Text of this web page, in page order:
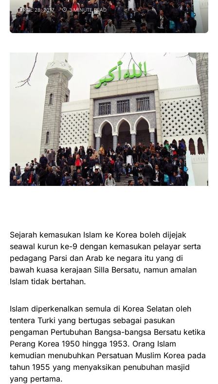
APRIL 28, 2017 3 MINUTE READ
Sejarah kemasukan Islam ke Korea boleh dijejak
seawal kurun ke-9 dengan kemasukan pelayar serta
pedagang Parsi dan Arab ke negara itu yang di
bawah kuasa kerajaan Silla Bersatu, namun amalan
Islam tidak bertahan.
Islam diperkenalkan semula di Korea Selatan oleh
tentera Turki yang bertugas sebagai pasukan
pengaman Pertubuhan Bangsa-bangsa Bersatu ketika
Perang Korea 1950 hingga 1953. Orang Islam
kemudian menubuhkan Persatuan Muslim Korea pada
tahun 1955 yang menyaksikan penubuhan masjid
yang pertama.